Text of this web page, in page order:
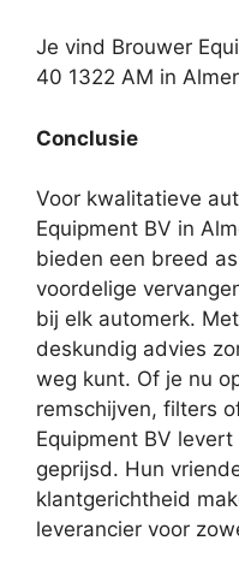
Je vind Brouwer
40 1322 AM in
Conclusie
Voor kwalitatieve
Equipment BV in
bieden een breed
voordelige
bij elk automerk.
deskundig advies
weg kunt. Of je nu
remschijven, filters
Equipment BV
geprijsd. Hun
klantgerichtheid
leverancier voor